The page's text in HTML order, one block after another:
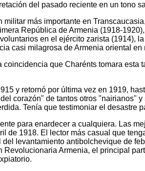
del pasado reciente en un tono
más importante en
República de Armenia (1918-
en el ejército zarista (1914),
casi milagrosa de Armenia oriental
que Charénts tomara
y retornó por última vez en 1919,
corazón" de tantos otros
Tenía que testimoniar el desastre
para enardecer a cualquiera. Las
de 1918. El lector más casual que
levantamiento antibolchevique de
Armenia, el principal